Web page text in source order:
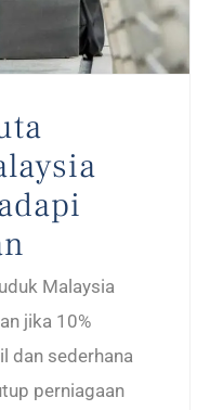
Malaysia
jika 10%
dan sederhana
perniagaan